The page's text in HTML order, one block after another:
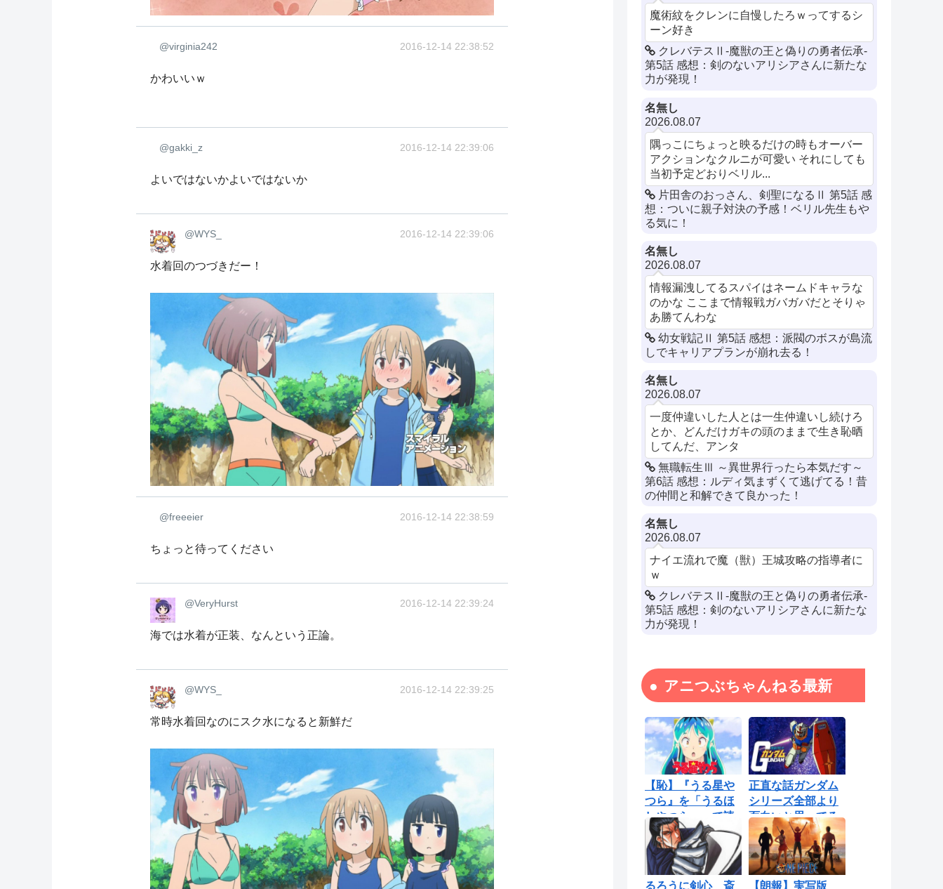
@virginia242 2016-12-14 22:38:52
かわいいｗ
@gakki_z 2016-12-14 22:39:06
よいではないかよいではないか
@WYS_ 2016-12-14 22:39:06
水着回のつづきだー！
@freeeier 2016-12-14 22:38:59
ちょっと待ってください
@VeryHurst 2016-12-14 22:39:24
海では水着が正装、なんという正論。
@WYS_ 2016-12-14 22:39:25
常時水着回なのにスク水になると新鮮だ
魔術紋をクレンに自慢したろｗってするシ
ーン好き
クレバテスⅡ-魔獣の王と偽りの勇者伝承-
第5話 感想：剣のないアリシアさんに新たな
力が発現！
名無し
2026.08.07
隅っこにちょっと映るだけの時もオーバー
アクションなクルニが可愛い それにしても
当初予定どおりベリル...
片田舎のおっさん、剣聖になるⅡ 第5話 感
想：ついに親子対決の予感！ベリル先生もや
る気に！
名無し
2026.08.07
情報漏洩してるスパイはネームドキャラな
のかな ここまで情報戦ガバガバだとそりゃ
あ勝てんわな
幼女戦記Ⅱ 第5話 感想：派閥のボスが島流
しでキャリアプランが崩れ去る！
名無し
2026.08.07
一度仲違いした人とは一生仲違いし続けろ
とか、どんだけガキの頭のままで生き恥晒
してんだ、アンタ
無職転生Ⅲ ～異世界行ったら本気だす～
第6話 感想：ルディ気まずくて逃げてる！昔
の仲間と和解できて良かった！
名無し
2026.08.07
ナイエ流れで魔（獣）王城攻略の指導者に
ｗ
クレバテスⅡ-魔獣の王と偽りの勇者伝承-
第5話 感想：剣のないアリシアさんに新たな
力が発現！
アニつぶちゃんねる最新
【恥】『うる星や
つら』を「うるほ
しやつら」って読
んでたわ…勘...
正直な話ガンダム
シリーズ全部より
面白いと思ってる
ロボットアニ...
るろうに剣心 斎 【朗報】実写版